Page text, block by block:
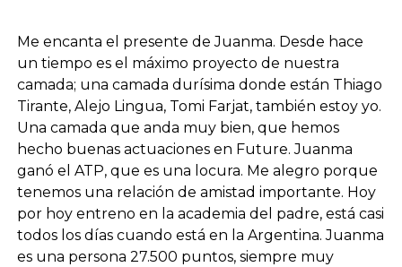
Me encanta el presente de Juanma. Desde hace
un tiempo es el máximo proyecto de nuestra
camada; una camada durísima donde están Thiago
Tirante, Alejo Lingua, Tomi Farjat, también estoy yo.
Una camada que anda muy bien, que hemos
hecho buenas actuaciones en Future. Juanma
ganó el ATP, que es una locura. Me alegro porque
tenemos una relación de amistad importante. Hoy
por hoy entreno en la academia del padre, está casi
todos los días cuando está en la Argentina. Juanma
es una persona 27.500 puntos, siempre muy